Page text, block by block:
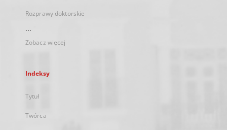
Rozprawy doktorskie
...
Zobacz więcej
Indeksy
Tytuł
Twórca